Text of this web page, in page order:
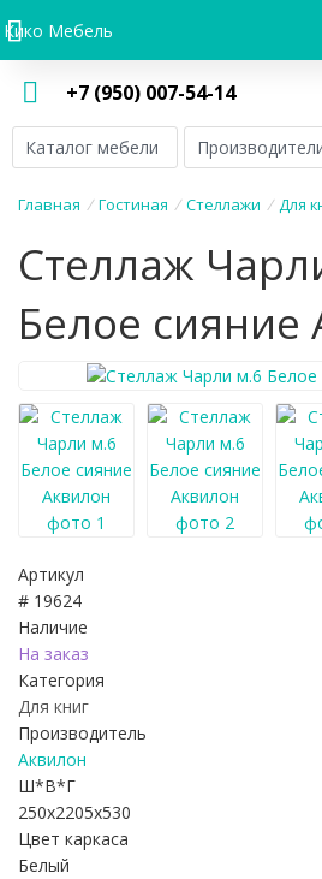
Кико Мебель
+7 (950) 007-54-14
Каталог мебели
Главная / Гостиная / Стеллажи / Для
Стеллаж
Белое сияние
Артикул
# 19624
Наличие
На заказ
Категория
Для книг
Производитель
Аквилон
Ш*В*Г
250x2205x530
Цвет каркаса
Белый